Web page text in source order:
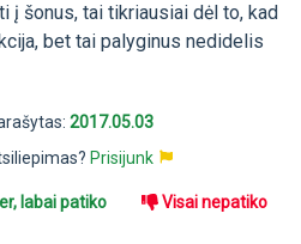
į šonus, tai tikriausiai dėl to, kad
bet tai palyginus nedidelis
2017.05.03
Prisijunk
labai patiko Visai nepatiko